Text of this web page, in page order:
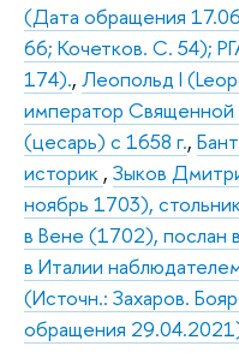
(Дата обращения
66; Кочетков. С. 54);
174)., Леопольд I
император
(цесарь) с 1658 г.,
историк , Зыков
ноябрь 1703),
в Вене (1702), послан
в Италии
(Источн.: Захаров.
обращения